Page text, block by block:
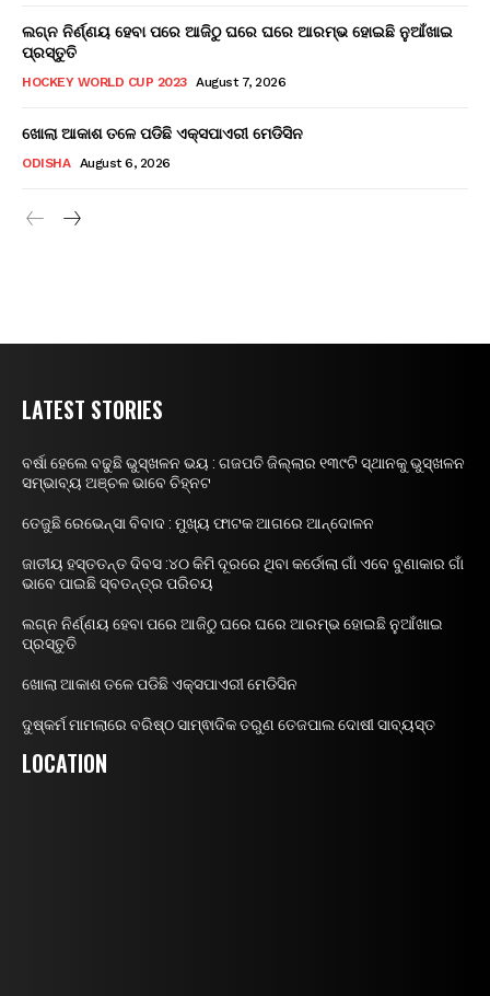
ଲଗ୍ନ ନିର୍ଣ୍ଣୟ ହେବା ପରେ ଆଜିଠୁ ଘରେ ଘରେ ଆରମ୍ଭ ହୋଇଛି ନୁଆଁଖାଇ
ପ୍ରସ୍ତୁତି
HOCKEY WORLD CUP 2023 August 7, 2026
ଖୋଲା ଆକାଶ ତଳେ ପଡିଛି ଏକ୍ସପାଏରୀ ମେଡିସିନ
ODISHA August 6, 2026
LATEST STORIES
ବର୍ଷା ହେଲେ ବଢୁଛି ଭୁସ୍ଖଳନ ଭୟ : ଗଜପତି ଜିଲ୍ଲାର ୧୩୯ଟି ସ୍ଥାନକୁ ଭୁସ୍ଖଳନ
ସମ୍ଭାବ୍ୟ ଅଞ୍ଚଳ ଭାବେ ଚିହ୍ନଟ
ତେଜୁଛି ରେଭେନ୍ସା ବିବାଦ : ମୁଖ୍ୟ ଫାଟକ ଆଗରେ ଆନ୍ଦୋଳନ
ଜାତୀୟ ହସ୍ତତନ୍ତ ଦିବସ :୪୦ କିମି ଦୂରରେ ଥିବା କର୍ଡୋଲା ଗାଁ ଏବେ ବୁଣାକାର ଗାଁ
ଭାବେ ପାଇଛି ସ୍ବତନ୍ତ୍ର ପରିଚୟ
ଲଗ୍ନ ନିର୍ଣ୍ଣୟ ହେବା ପରେ ଆଜିଠୁ ଘରେ ଘରେ ଆରମ୍ଭ ହୋଇଛି ନୁଆଁଖାଇ
ପ୍ରସ୍ତୁତି
ଖୋଲା ଆକାଶ ତଳେ ପଡିଛି ଏକ୍ସପାଏରୀ ମେଡିସିନ
ଦୁଷ୍କର୍ମ ମାମଲାରେ ବରିଷ୍ଠ ସାମ୍ଵାଦିକ ତରୁଣ ତେଜପାଲ ଦୋଷୀ ସାବ୍ୟସ୍ତ
LOCATION